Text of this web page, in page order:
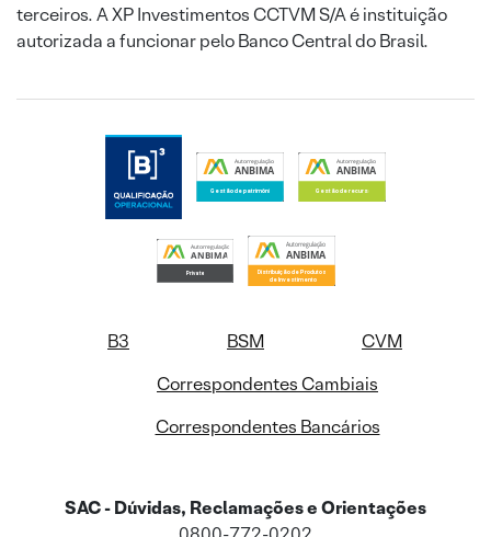
terceiros. A XP Investimentos CCTVM S/A é instituição
autorizada a funcionar pelo Banco Central do Brasil.
B3 BSM
CVM
Correspondentes Cambiais
Correspondentes Bancários
SAC - Dúvidas, Reclamações e Orientações